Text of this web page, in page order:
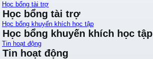
Học bổng tài trợ
Học bổng tài trợ
Học bổng khuyến khích học tập
Học bổng khuyến khích học tập
Tin hoạt động
Tin hoạt động